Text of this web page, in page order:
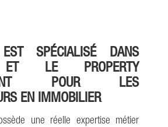
SPÉCIALISÉ DANS
ET LE PROPERTY
POUR LES
EN IMMOBILIER
une réelle expertise métier